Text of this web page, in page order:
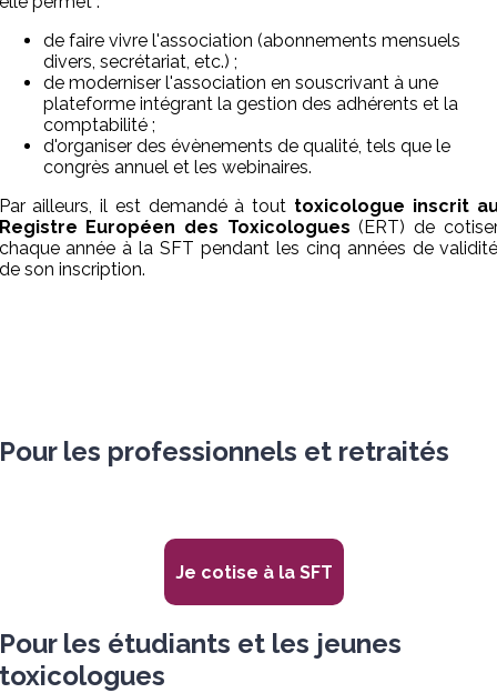
de faire vivre l'association (abonnements mensuels
divers, secrétariat, etc.) ;
de moderniser l'association en souscrivant à une
plateforme intégrant la gestion des adhérents et la
comptabilité ;
d'organiser des évènements de qualité, tels que le
congrès annuel et les webinaires.
ailleurs, il est demandé à tout toxicologue inscrit
Européen des Toxicologues (ERT) de
année à la SFT pendant les cinq années de
son inscription.
les professionnels et retraités
Je cotise à la SFT
les étudiants et les jeunes